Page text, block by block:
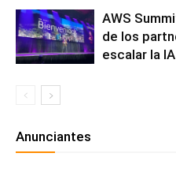
AWS
de los
escalar la IA
Anunciantes